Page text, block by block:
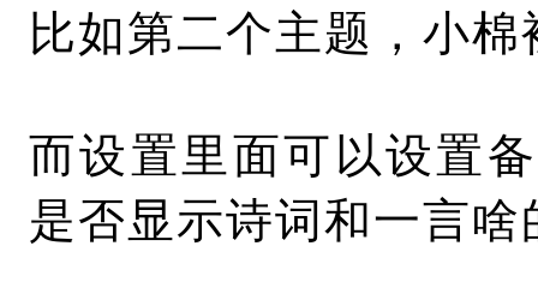
比如第二个主题，小
而设置里面可以设置
是否显示诗词和一言啥